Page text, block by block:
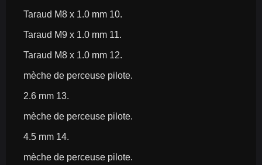
Taraud M8 x 1.0 mm 10.
Taraud M9 x 1.0 mm 11.
Taraud M8 x 1.0 mm 12.
mèche de perceuse pilote.
2.6 mm 13.
mèche de perceuse pilote.
4.5 mm 14.
mèche de perceuse pilote.